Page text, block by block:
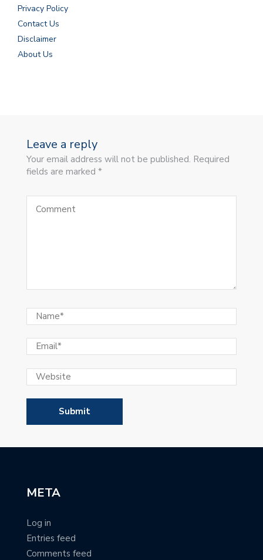
Privacy Policy
Contact Us
Disclaimer
About Us
Leave a reply
Your email address will not be published. Required
fields are marked *
META
Log in
Entries feed
Comments feed